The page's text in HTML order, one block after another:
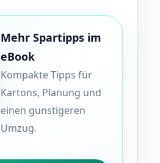
Mehr Spartipps im
eBook
Kompakte Tipps für
Kartons, Planung und
einen günstigeren
Umzug.